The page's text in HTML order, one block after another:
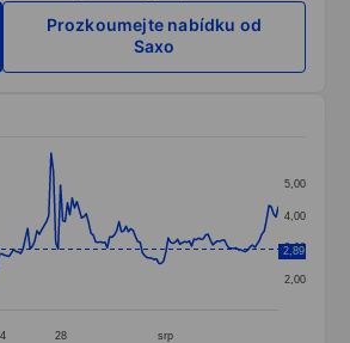
Prozkoumejte nabídku od
Saxo
data points.
X axis displaying categories.
Y axis displaying values. Data
28 srp
2,00
3,00
4,00
5,00
2,89